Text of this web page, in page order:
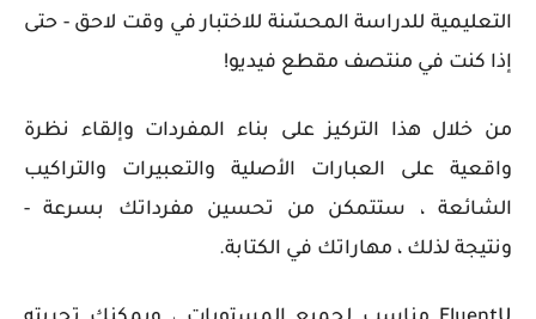
التعليمية للدراسة المحسّنة للاختبار في وقت لاحق - حتى
إذا كنت في منتصف مقطع فيديو!
من خلال هذا التركيز على بناء المفردات وإلقاء نظرة
واقعية على العبارات الأصلية والتعبيرات والتراكيب
الشائعة ، ستتمكن من تحسين مفرداتك بسرعة -
ونتيجة لذلك ، مهاراتك في الكتابة.